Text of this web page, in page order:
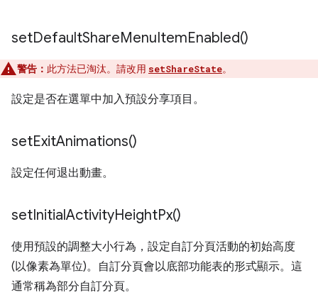
setDefaultShareMenuItemEnabled()
警告： 此方法已淘汰。請改用 setShareState。
設定是否在選單中加入預設分享項目。
setExitAnimations()
設定任何退出動畫。
setInitialActivityHeightPx()
使用預設的調整大小行為，設定自訂分頁活動的初始高度
(以像素為單位)。自訂分頁會以底部功能表的形式顯示。這
通常稱為部分自訂分頁。